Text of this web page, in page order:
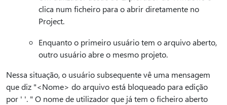
clica num ficheiro para o abrir diretamente no
Project.
Enquanto o primeiro usuário tem o arquivo aberto,
outro usuário abre o mesmo projeto.
Nessa situação, o usuário subsequente vê uma mensagem
que diz "<Nome> do arquivo está bloqueado para edição
por ' '. " O nome de utilizador que já tem o ficheiro aberto